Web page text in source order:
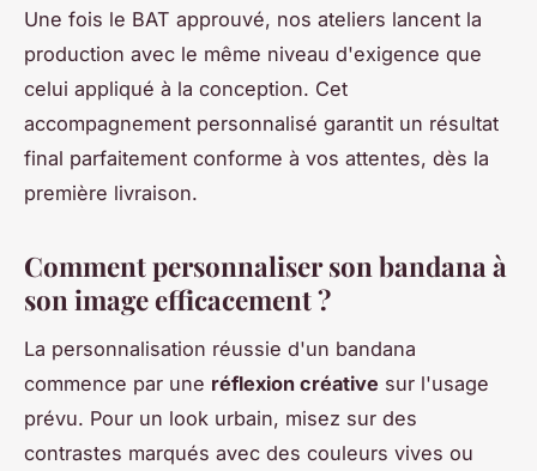
Une fois le BAT approuvé, nos ateliers lancent la
production avec le même niveau d'exigence que
celui appliqué à la conception. Cet
accompagnement personnalisé garantit un résultat
final parfaitement conforme à vos attentes, dès la
première livraison.
Comment personnaliser son bandana à
son image efficacement ?
La personnalisation réussie d'un bandana
commence par une réflexion créative sur l'usage
prévu. Pour un look urbain, misez sur des
contrastes marqués avec des couleurs vives ou